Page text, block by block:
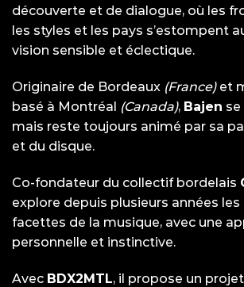
découverte et de dialogue, où les
les styles et les pays s’estompent
vision sensible et éclectique.
Originaire de Bordeaux (France)et
basé à Montréal (Canada), Bajen
mais reste toujours animé par sa
et du disque.
Co-fondateur du collectif bordelais
explore depuis plusieurs années
facettes de la musique, avec une
personnelle et instinctive.
Avec BDX2MTL, il propose un